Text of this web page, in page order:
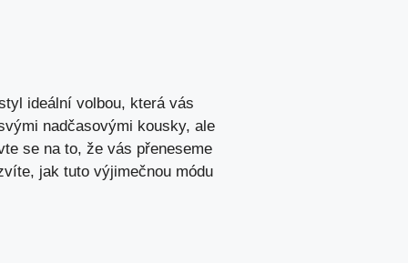
ideální volbou, která vás
nadčasovými kousky, ale
se na to, že vás přeneseme
jak tuto výjimečnou módu